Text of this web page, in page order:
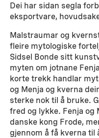
Dei har sidan segla
eksportvare,
Malstraumar og
fleire mytologiske
Sidsel Bonde sitt
myten om jotnane
korte trekk handlar
og Menja og kverna
sterke nok til å bruke.
fred og lykke. Fenja og
danske kong Frode,
gjennom å få kverna